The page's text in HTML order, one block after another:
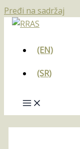
Pređi na sadržaj
(EN)
(SR)